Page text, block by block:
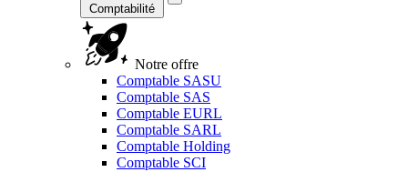
Comptabilité
Notre offre
Comptable SASU
Comptable SAS
Comptable EURL
Comptable SARL
Comptable Holding
Comptable SCI